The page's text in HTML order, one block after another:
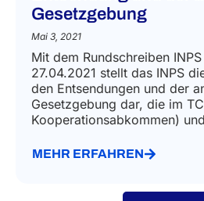
Gesetzgebung
Mai 3, 2021
Mit dem Rundschreiben
27.04.2021 stellt das INPS
den Entsendungen und der
Gesetzgebung dar, die im
Kooperationsabkommen)
MEHR ERFAHREN